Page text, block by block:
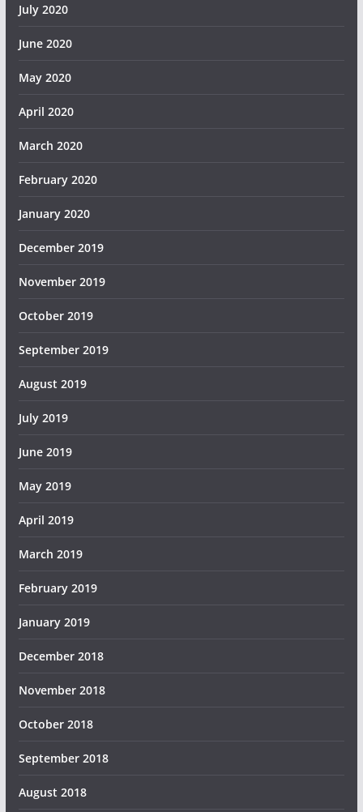
July 2020
June 2020
May 2020
April 2020
March 2020
February 2020
January 2020
December 2019
November 2019
October 2019
September 2019
August 2019
July 2019
June 2019
May 2019
April 2019
March 2019
February 2019
January 2019
December 2018
November 2018
October 2018
September 2018
August 2018